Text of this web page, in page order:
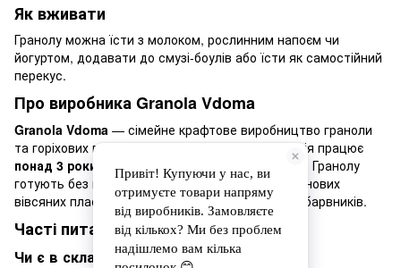
Як вживати
Гранолу можна їсти з молоком, рослинним напоєм чи
йогуртом, додавати до смузі-боулів або їсти як самостійний
перекус.
Про виробника Granola Vdoma
Granola Vdoma — сімейне крафтове виробництво граноли
та горіхових пастз Івано-Франківська. Компанія працює
понад 3 роки
і має понад 400 відгуків
покупців. Гранолу
готують без цукру, на основі меду та цільнозернових
вівсяних пластівців, без ГМО, ароматизаторів і барвників.
Часті питання
Чи є в складі цукор?